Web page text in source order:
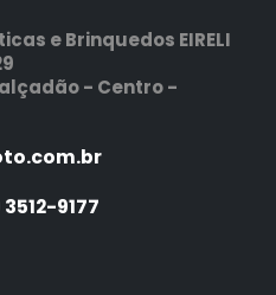
e Brinquedos EIRELI
- Centro -
9177